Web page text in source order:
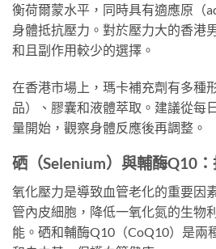
衡荷爾蒙水平，同時具有適應原（
身體抵抗壓力。對於壓力大的香港
和且副作用較少的選擇。
在香港市場上，瑪卡補充劑有多種
品）、膠囊和液體萃取。建議從每
量開始，觀察身體反應後再調整。
硒（Selenium）與輔酶Q10
氧化壓力是導致血管老化的重要因
管內皮細胞，降低一氧化氮的生物
能。硒和輔酶Q10（CoQ10）是兩